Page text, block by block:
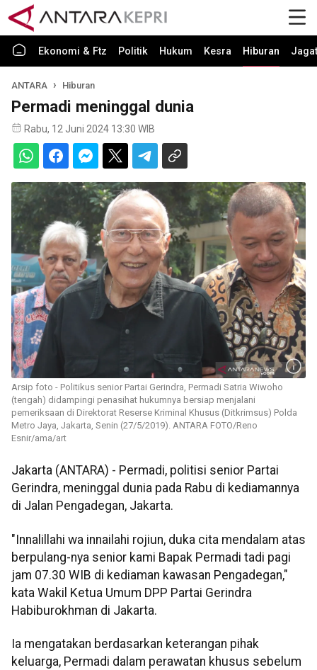
Ekonomi & Ftz Politik Hukum Kesra Hiburan Jagat
ANTARA Hiburan
Permadi meninggal dunia
Rabu, 12 Juni 2024 13:30 WIB
Arsip foto - Politikus senior Partai Gerindra, Permadi Satria Wiwoho
(tengah) didampingi penasihat hukumnya bersiap menjalani
pemeriksaan di Direktorat Reserse Kriminal Khusus (Ditkrimsus) Polda
Metro Jaya, Jakarta, Senin (27/5/2019). ANTARA FOTO/Reno
Esnir/ama/art
Jakarta (ANTARA) - Permadi, politisi senior Partai
Gerindra, meninggal dunia pada Rabu di kediamannya
di Jalan Pengadegan, Jakarta.
"Innalillahi wa innailahi rojiun, duka cita mendalam atas
berpulang-nya senior kami Bapak Permadi tadi pagi
jam 07.30 WIB di kediaman kawasan Pengadegan,"
kata Wakil Ketua Umum DPP Partai Gerindra
Habiburokhman di Jakarta.
Ia mengatakan berdasarkan keterangan pihak
keluarga, Permadi dalam perawatan khusus sebelum